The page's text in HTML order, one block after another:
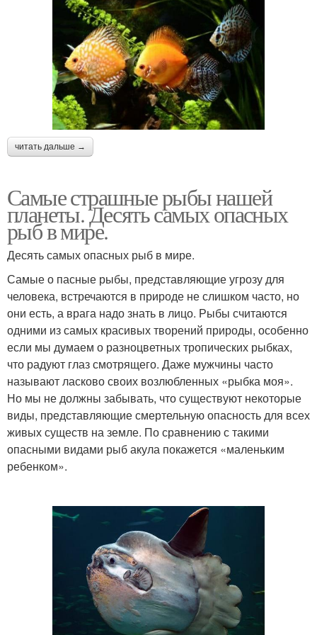
читать дальше →
Самые страшные рыбы нашей
планеты. Десять самых опасных
рыб в мире.
Десять самых опасных рыб в мире.
Самые о пасные рыбы, представляющие угрозу для
человека, встречаются в природе не слишком часто, но
они есть, а врага надо знать в лицо. Рыбы считаются
одними из самых красивых творений природы, особенно
если мы думаем о разноцветных тропических рыбках,
что радуют глаз смотрящего. Даже мужчины часто
называют ласково своих возлюбленных «рыбка моя».
Но мы не должны забывать, что существуют некоторые
виды, представляющие смертельную опасность для всех
живых существ на земле. По сравнению с такими
опасными видами рыб акула покажется «маленьким
ребенком».